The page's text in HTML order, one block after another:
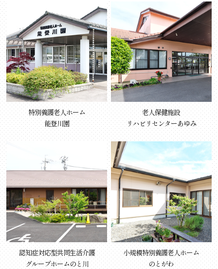
特別養護老人ホーム
能登川園
老人保健施設
リハビリセンターあゆみ
認知症対応型共同生活介護
グループホームのと川
小規模特別養護老人ホーム
のとがわ